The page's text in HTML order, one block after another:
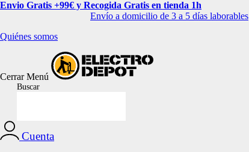
Envio Gratis +99€ y Recogida Gratis en tienda 1h
Envío a domicilio de 3 a 5 días laborables
Quiénes somos
CerrarMenú
Buscar
Cuenta